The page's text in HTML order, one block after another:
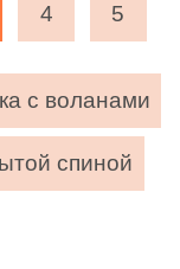
4 5
с воланами
спиной